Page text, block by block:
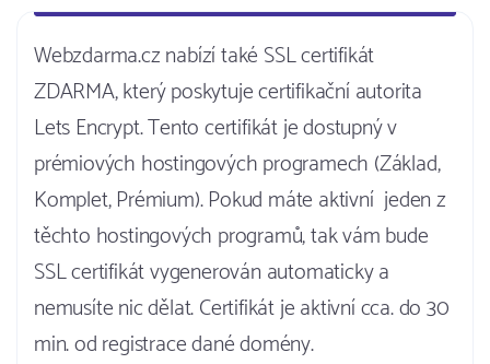
Webzdarma.cz nabízí také SSL certifikát
ZDARMA, který poskytuje certifikační autorita
Lets Encrypt. Tento certifikát je dostupný v
prémiových hostingových programech (Základ,
Komplet, Prémium). Pokud máte aktivní jeden z
těchto hostingových programů, tak vám bude
SSL certifikát vygenerován automaticky a
nemusíte nic dělat. Certifikát je aktivní cca. do 30
min. od registrace dané domény.